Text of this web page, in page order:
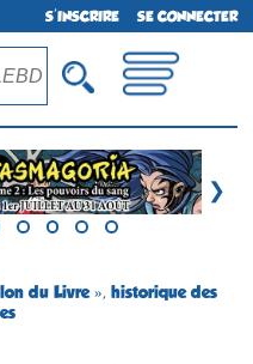
S'INSCRIRE SE CONNECTER
❯
du Livre », historique des